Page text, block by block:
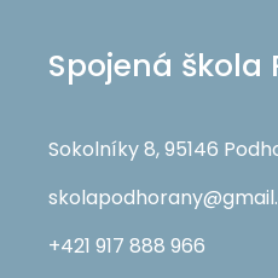
Spojená škola
Sokolníky 8, 95146
+421 917 888 966